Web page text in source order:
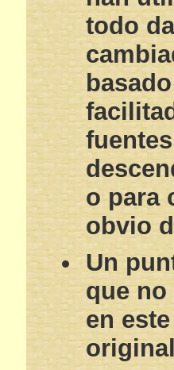
todo
o para
obvio
Un
que
en